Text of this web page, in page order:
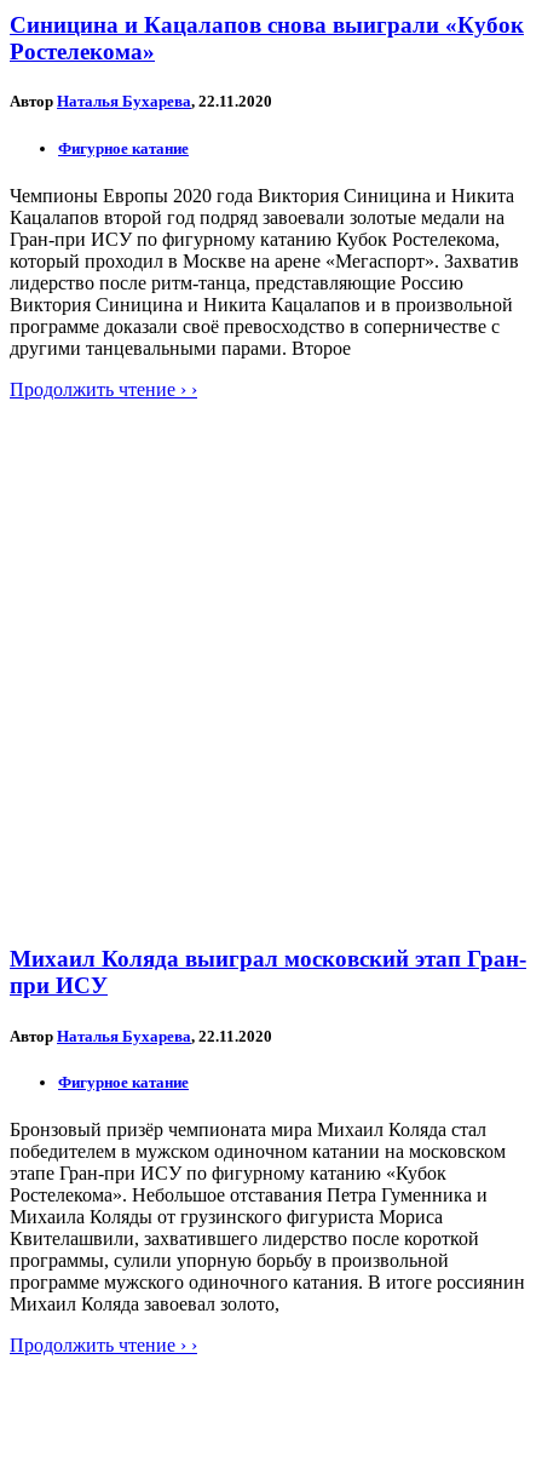
Синицина и Кацалапов снова выиграли «Кубок
Ростелекома»
Автор Наталья Бухарева, 22.11.2020
Фигурное катание
Чемпионы Европы 2020 года Виктория Синицина и Никита
Кацалапов второй год подряд завоевали золотые медали на
Гран-при ИСУ по фигурному катанию Кубок Ростелекома,
который проходил в Москве на арене «Мегаспорт». Захватив
лидерство после ритм-танца, представляющие Россию
Виктория Синицина и Никита Кацалапов и в произвольной
программе доказали своё превосходство в соперничестве с
другими танцевальными парами. Второе
Продолжить чтение › ›
Михаил Коляда выиграл московский этап Гран-
при ИСУ
Автор Наталья Бухарева, 22.11.2020
Фигурное катание
Бронзовый призёр чемпионата мира Михаил Коляда стал
победителем в мужском одиночном катании на московском
этапе Гран-при ИСУ по фигурному катанию «Кубок
Ростелекома». Небольшое отставания Петра Гуменника и
Михаила Коляды от грузинского фигуриста Мориса
Квителашвили, захватившего лидерство после короткой
программы, сулили упорную борьбу в произвольной
программе мужского одиночного катания. В итоге россиянин
Михаил Коляда завоевал золото,
Продолжить чтение › ›